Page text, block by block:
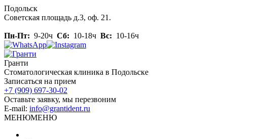
Skip
to
Подольск
Советская площадь д.3, оф. 21.
Пн-Пт: 9-20ч Сб: 10-18ч Вс: 10-16ч
Гранти
Стоматологическая клиника в Подольске
Записаться на прием
+7 (909) 697-30-02
Оставьте заявку, мы перезвоним
E-mail: info@grantident.ru
МЕНЮМЕНЮ